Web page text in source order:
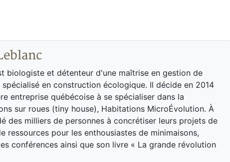
biologiste et détenteur d'une maîtrise en gestion de
spécialisé en construction écologique. Il décide en 2014
entreprise québécoise à se spécialiser dans la
sur roues (tiny house), Habitations MicroÉvolution. À
des milliers de personnes à concrétiser leurs projets de
ressources pour les enthousiastes de minimaisons,
conférences ainsi que son livre « La grande révolution